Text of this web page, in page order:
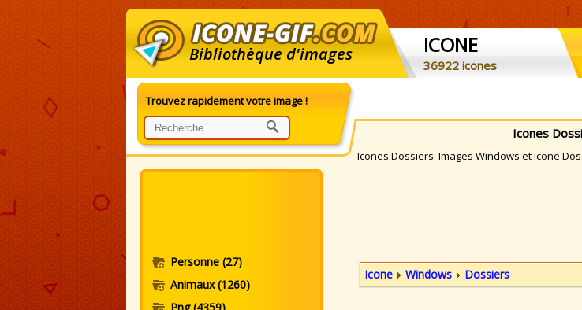
Bibliothèque d'images ICONE
36922 icones
Trouvez rapidement votre image !
Personne (27)
Animaux(1260)
Icones
Icones Dossiers. Images Windows et icone
Icone Windows Dossiers